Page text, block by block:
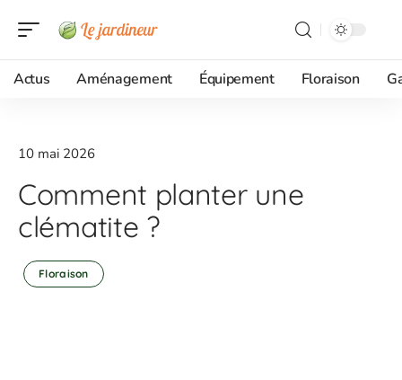
Actus Aménagement Équipement Floraison
10 mai 2026
Comment planter une
clématite ?
Floraison